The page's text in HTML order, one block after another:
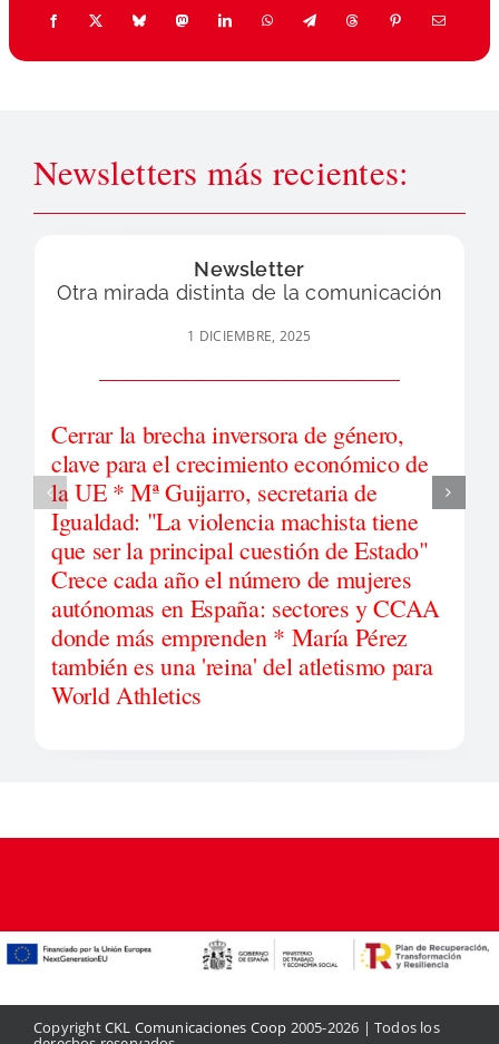
Newsletters más recientes:
Newsletter
Otra mirada distinta de la comunicación
1 DICIEMBRE, 2025
Cerrar la brecha inversora de género,
clave para el crecimiento económico de
la UE * Mª Guijarro, secretaria de
Igualdad: "La violencia machista tiene
que ser la principal cuestión de Estado"
Crece cada año el número de mujeres
autónomas en España: sectores y CCAA
donde más emprenden * María Pérez
también es una 'reina' del atletismo para
World Athletics
CopyrightCKL Comunicaciones Coop 2005-2026 | Todos los